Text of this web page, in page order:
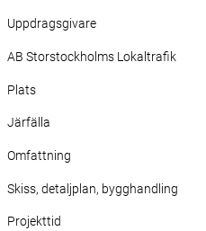
Uppdragsgivare
AB Storstockholms Lokaltrafik
Plats
Järfälla
Omfattning
Skiss, detaljplan, bygghandling
Projekttid